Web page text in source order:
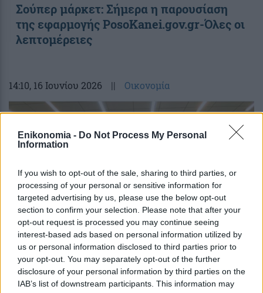
Enikonomia - Do Not Process My Personal
Information
If you wish to opt-out of the sale, sharing to third parties, or
processing of your personal or sensitive information for
targeted advertising by us, please use the below opt-out
section to confirm your selection. Please note that after your
opt-out request is processed you may continue seeing
interest-based ads based on personal information utilized by
us or personal information disclosed to third parties prior to
your opt-out. You may separately opt-out of the further
disclosure of your personal information by third parties on the
IAB’s list of downstream participants. This information may
Σούπερ μάρκετ: Σήμερα η παρουσίαση
της εφαρμογής PosoKanei.gov.gr-Όλες οι
λεπτομέρειες
14:10, 16 Ιουνίου 2026 || Οικονομία
Σούπερ μάρκετ: Οι δύο ημερομηνίες –
κλειδιά για την πρεμιέρα της εφαρμογής
posokanei.gov – Τι πρέπει να γνωρίζετε